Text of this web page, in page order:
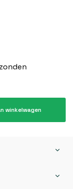
winkelwagen